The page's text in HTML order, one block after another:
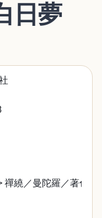
日夢
繞／曼陀羅／著色